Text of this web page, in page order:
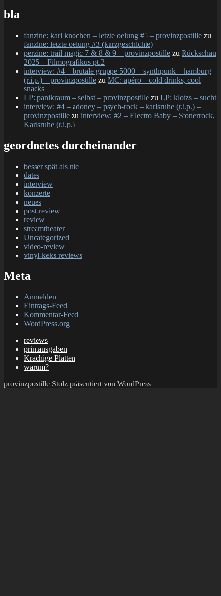
bla
fanzine: karl knochen – letzte oelung #5 – provinzpostille zu
fanzine: letzte oelung #3 (kurzgeschichte)
perzine: trail magic 7 & 8 & 9 – provinzpostille zu Rückschau
2025 – Filmografikus pt.2
interview: #4 – brutale gruppe 5000 – synthpunk – hamburg
(r.i.p.) – provinzpostille zu MC: apéro – cold drinks, cool
snacks
LP: panikraum – selbst – provinzpostille zu LP: klotzs – sucht
interview: #4 – adoney – psych-rock – karlsruhe (r.i.p.) –
provinzpostille zu interview: #2 – Electro Baby – Stonerrock,
Karlsruhe (r.i.p.)
geordnetes durcheinander
besser spät als nie
dates
interview
konzerte
neues
post-review
review
streamtheater
Uncategorized
video-review
vinyl-keks reviews
Meta
Anmelden
Eintrags-Feed
Kommentar-Feed
WordPress.org
reviews
printausgaben
Krachige Platten
warum?
provinzpostille Stolz präsentiert von WordPress